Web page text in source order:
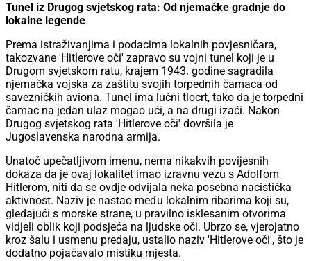
Tunel iz Drugog svjetskog rata: Od njemačke gradnje do
lokalne legende
Prema istraživanjima i podacima lokalnih povjesničara,
takozvane 'Hitlerove oči' zapravo su vojni tunel koji je u
Drugom svjetskom ratu, krajem 1943. godine sagradila
njemačka vojska za zaštitu svojih torpednih čamaca od
savezničkih aviona. Tunel ima lučni tlocrt, tako da je torpedni
čamac na jedan ulaz mogao ući, a na drugi izaći. Nakon
Drugog svjetskog rata 'Hitlerove oči' dovršila je
Jugoslavenska narodna armija.
Unatoč upečatljivom imenu, nema nikakvih povijesnih
dokaza da je ovaj lokalitet imao izravnu vezu s Adolfom
Hitlerom, niti da se ovdje odvijala neka posebna nacistička
aktivnost. Naziv je nastao među lokalnim ribarima koji su,
gledajući s morske strane, u pravilno isklesanim otvorima
vidjeli oblik koji podsjeća na ljudske oči. Ubrzo se, vjerojatno
kroz šalu i usmenu predaju, ustalio naziv 'Hitlerove oči', što je
dodatno pojačavalo mistiku mjesta.